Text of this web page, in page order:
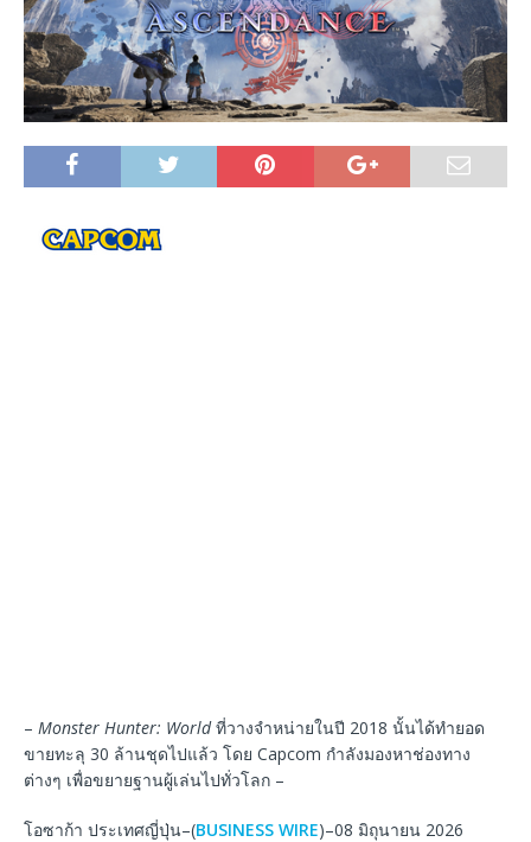
– Monster Hunter: Worldที่วางจำหน่ายในปี 2018 นั้นได้ทำยอด
ขายทะลุ 30 ล้านชุดไปแล้ว โดย Capcom กำลังมองหาช่องทาง
ต่างๆ เพื่อขยายฐานผู้เล่นไปทั่วโลก –
โอซาก้า ประเทศญี่ปุ่น–(BUSINESS WIRE)–08 มิถุนายน 2026